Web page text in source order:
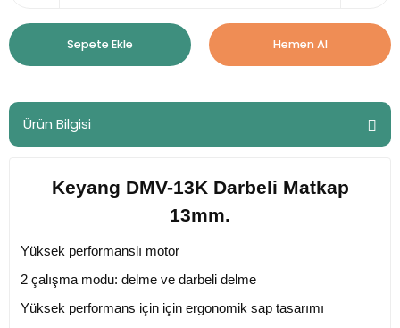
Sepete Ekle Hemen Al
Ürün Bilgisi
Keyang DMV-13K Darbeli Matkap
13mm.
Yüksek performanslı motor
2 çalışma modu: delme ve darbeli delme
Yüksek performans için için ergonomik sap tasarımı